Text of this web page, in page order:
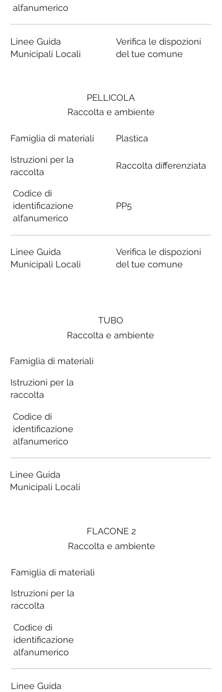
PELLICOLA
Raccolta e ambiente
Famiglia di materiali
Istruzioni per la
raccolta
Codice di
identificazione
alfanumerico
Linee Guida
Municipali Locali
Plastica
Raccolta differenziata
PP5
Verifica le dispozioni
del tue comune
FLACONE 2
Raccolta e ambiente
Famiglia di materiali
Istruzioni per la
raccolta
Codice di
identificazione
alfanumerico
Linee Guida
alfanumerico
Linee Guida
Municipali Locali
Verifica le dispozioni
del tue comune
TUBO
Raccolta e ambiente
Famiglia di materiali
Istruzioni per la
raccolta
Codice di
identificazione
alfanumerico
Linee Guida
Municipali Locali